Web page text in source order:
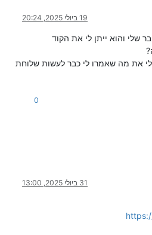
19 ביולי 2025, 20:24
שלי והוא ייתן לי את הקוד
את מה שאמרו לי כבר לעשות שלוחת
0
31 ביולי 2025, 13:00